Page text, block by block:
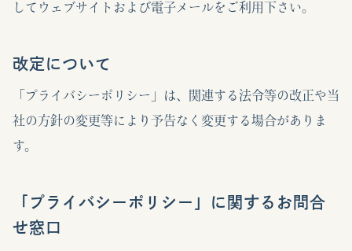
してウェブサイトおよび電子メールをご利用下さい。
改定について
「プライバシーポリシー」は、関連する法令等の改正や当
社の方針の変更等により予告なく変更する場合がありま
す。
「プライバシーポリシー」に関するお問合
せ窓口